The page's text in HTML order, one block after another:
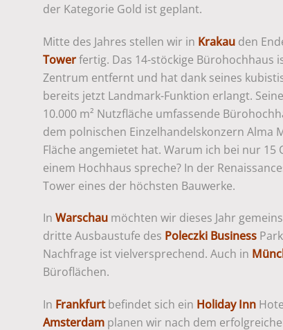
der Kategorie Gold ist geplant.
Mitte des Jahres stellen wir in Krakau den
Towerfertig. Das 14-stöckige Bürohochhaus
Zentrum entfernt und hat dank seines
bereits jetzt Landmark-Funktion erlangt.
10.000 m² Nutzfläche umfassende
dem polnischen Einzelhandelskonzern Alma
Fläche angemietet hat. Warum ich bei nur 15
einem Hochhaus spreche? In der
Tower eines der höchsten Bauwerke.
InWarschau möchten wir dieses Jahr
dritte Ausbaustufe des Poleczki Business
Nachfrage ist vielversprechend. Auch in
Büroflächen.
In Frankfurtbefindet sich ein Holiday Inn
Amsterdam planen wir nach dem